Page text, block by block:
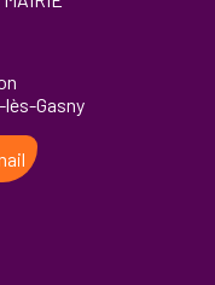
Gasny